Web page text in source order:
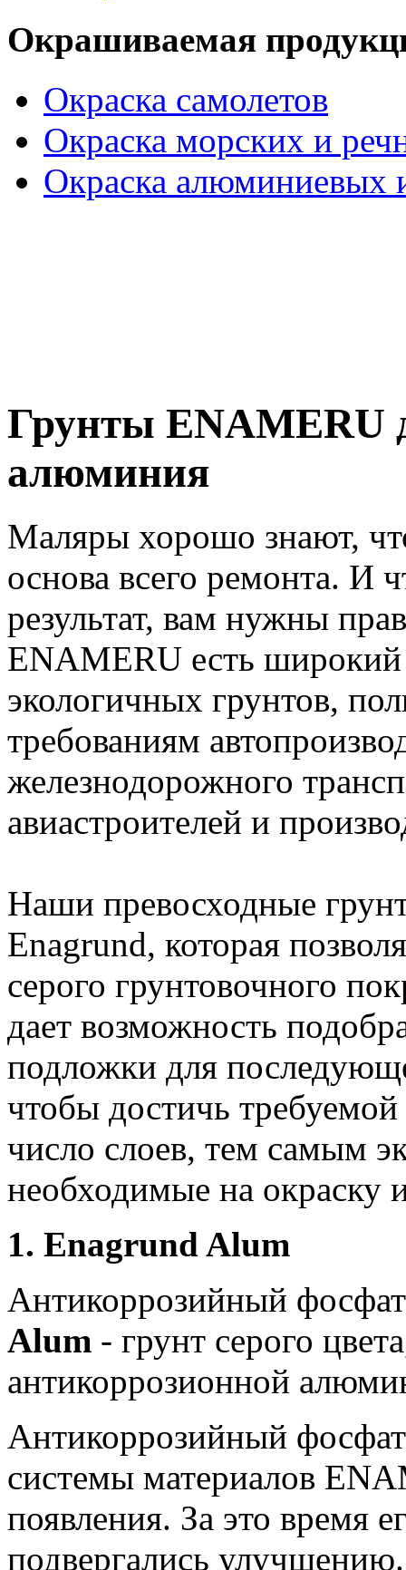
Окрашиваемая
Окраска самолетов
Окраска морских и
Окраска алюминиевых
Грунты ENAMERU
алюминия
Маляры хорошо знают,
основа всего ремонта. И
результат, вам нужны
ENAMERU есть
экологичных грунтов,
требованиям
железнодорожного
авиастроителей и
Наши превосходные
Enagrund, которая
серого грунтовочного
дает возможность
подложки для
чтобы достичь
число слоев, тем самым
необходимые на окраску
1. Enagrund Alum
Антикоррозийный
Alum - грунт серого
антикоррозионной
Антикоррозийный
системы материалов
появления. За это время
подвергались